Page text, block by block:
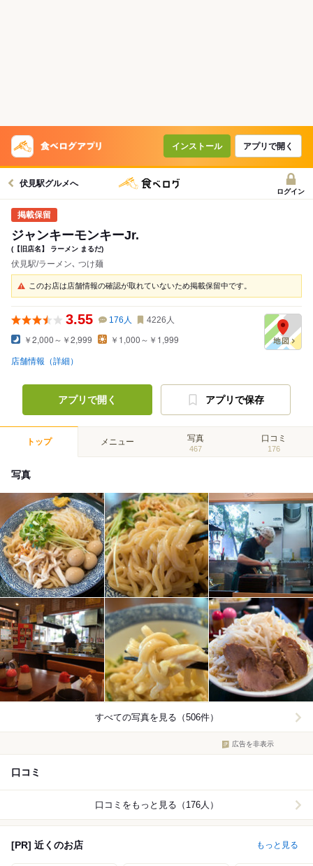
インストール アプリで開く
伏見駅グルメへ
ログイン
ジャンキーモンキーJr.
(【旧店名】 ラーメン まるだ)
伏見駅/ラーメン､ つけ麺
このお店は店舗情報の確認が取れていないため掲載保留中です。
3.55 176 人 4226 人
￥2,000～￥2,999 ￥1,000～￥1,999
店舗情報（詳細）
アプリで開く アプリで保存
トップ メニュー 写真
467
口コミ
176
写真
すべての写真を見る（506件）
広告を非表示
口コミ
口コミをもっと見る（176人）
[PR] 近くのお店 もっと見る